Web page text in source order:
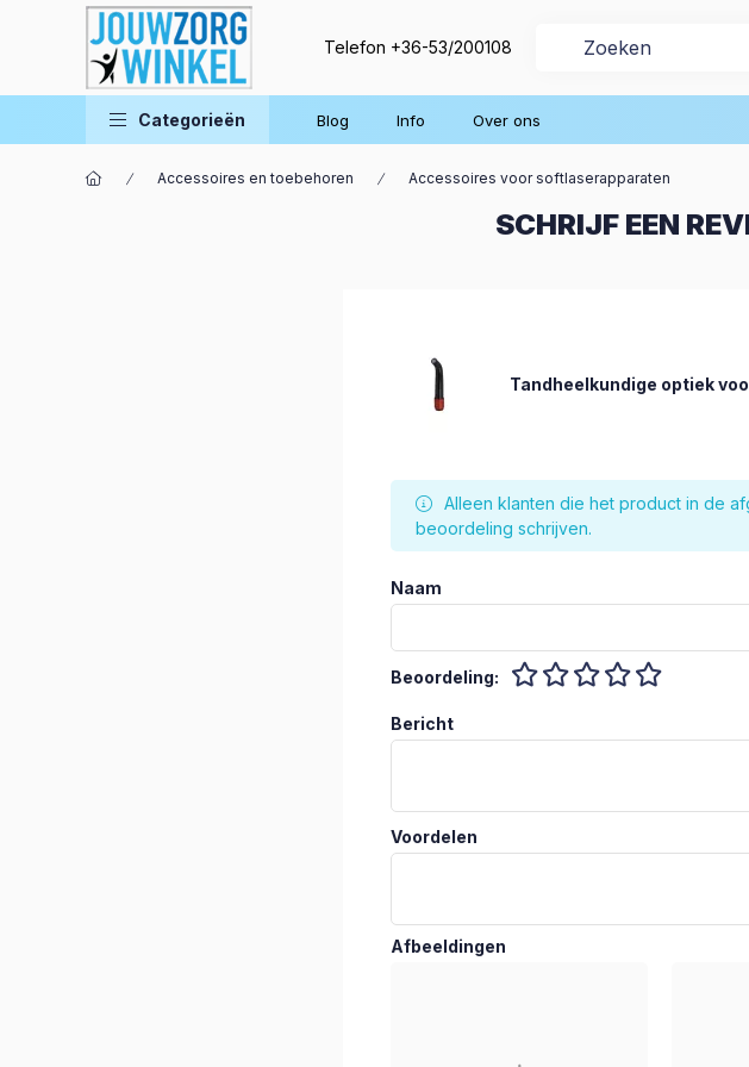
Telefon +36-53/200108
Categorieën Blog Info Over ons
Accessoires en toebehoren Accessoires voor softlaserapparaten
SCHRIJF EEN
Tandheelkundige optiek
Alleen klanten die het product in de
beoordeling schrijven.
Naam
Beoordeling:
Bericht
Voordelen
Afbeeldingen